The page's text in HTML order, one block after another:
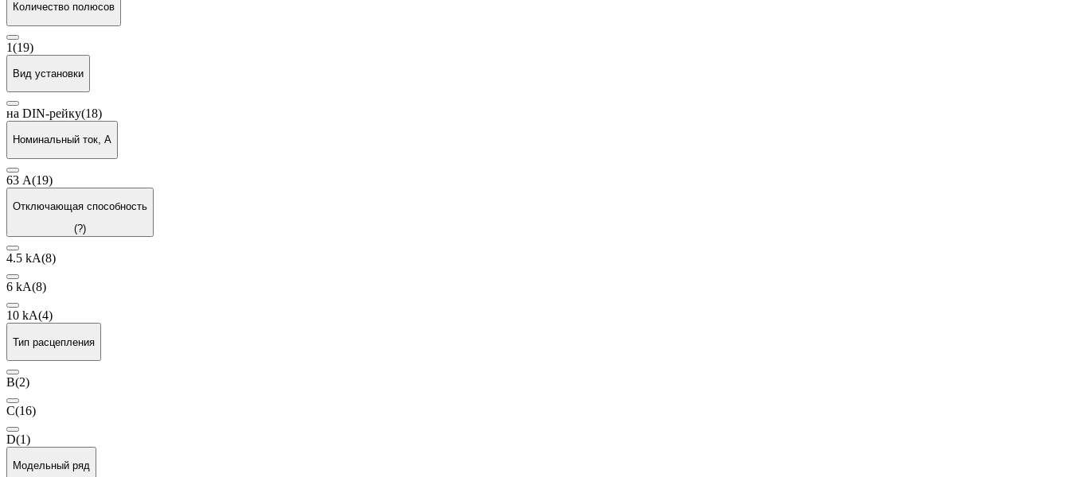
Количество полюсов
1(19)
Вид установки
на DIN-рейку(18)
Номинальный ток, А
63 А(19)
Отключающая способность
(?)
4.5 kA(8)
6 kA(8)
10 kA(4)
Тип расцепления
B(2)
C(16)
D(1)
Модельный ряд